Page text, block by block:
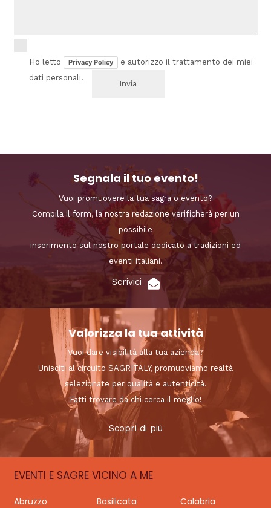
Ho letto Privacy Policy
e autorizzo il trattamento dei miei
dati personali.
Segnala il tuo evento!
Vuoi promuovere la tua sagra o evento?
Compila il form, la nostra redazione verificherà per un
possibile
inserimento sul nostro portale dedicato a tradizioni ed
eventi italiani.
Scrivici
Valorizza la tua attività
Vuoi dare visibilità alla tua azienda?
Unisciti al circuito SAGRITALY, promuoviamo realtà
selezionate per qualità e autenticità.
Fatti trovare da chi cerca il meglio!
Scopri di più
EVENTI E SAGRE VICINO A ME
Abruzzo Basilicata
Calabria